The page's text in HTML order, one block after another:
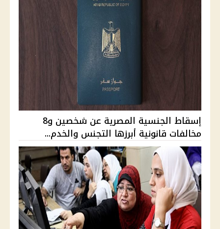
إسقاط الجنسية المصرية عن شخصين و8
مخالفات قانونية أبرزها التجنس والخدم...